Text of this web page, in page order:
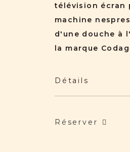
télévision écran
machine
d'une douche à
la marque
Détails
Réserver